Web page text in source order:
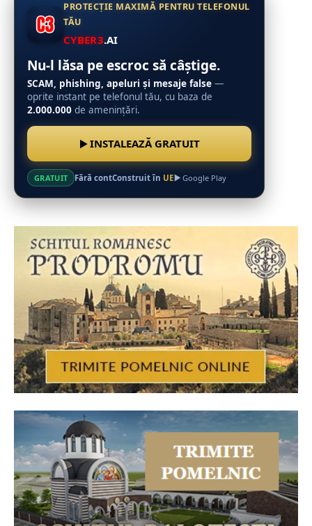
PROTECȚIE MAXIMĂ PENTRU TELEFONUL
TĂU
CYBER3.AI
Nu-l lăsa pe escroc să câștige.
SCAM, phishing, apeluri și mesaje false —
oprite instant pe telefonul tău, cu baza de
2.000.000 de amenințări.
INSTALEAZĂ GRATUIT
GRATUIT Fără contConstruit în UE Google Play